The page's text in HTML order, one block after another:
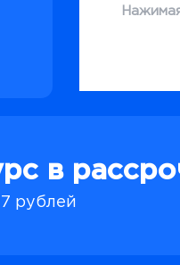
в
рублей